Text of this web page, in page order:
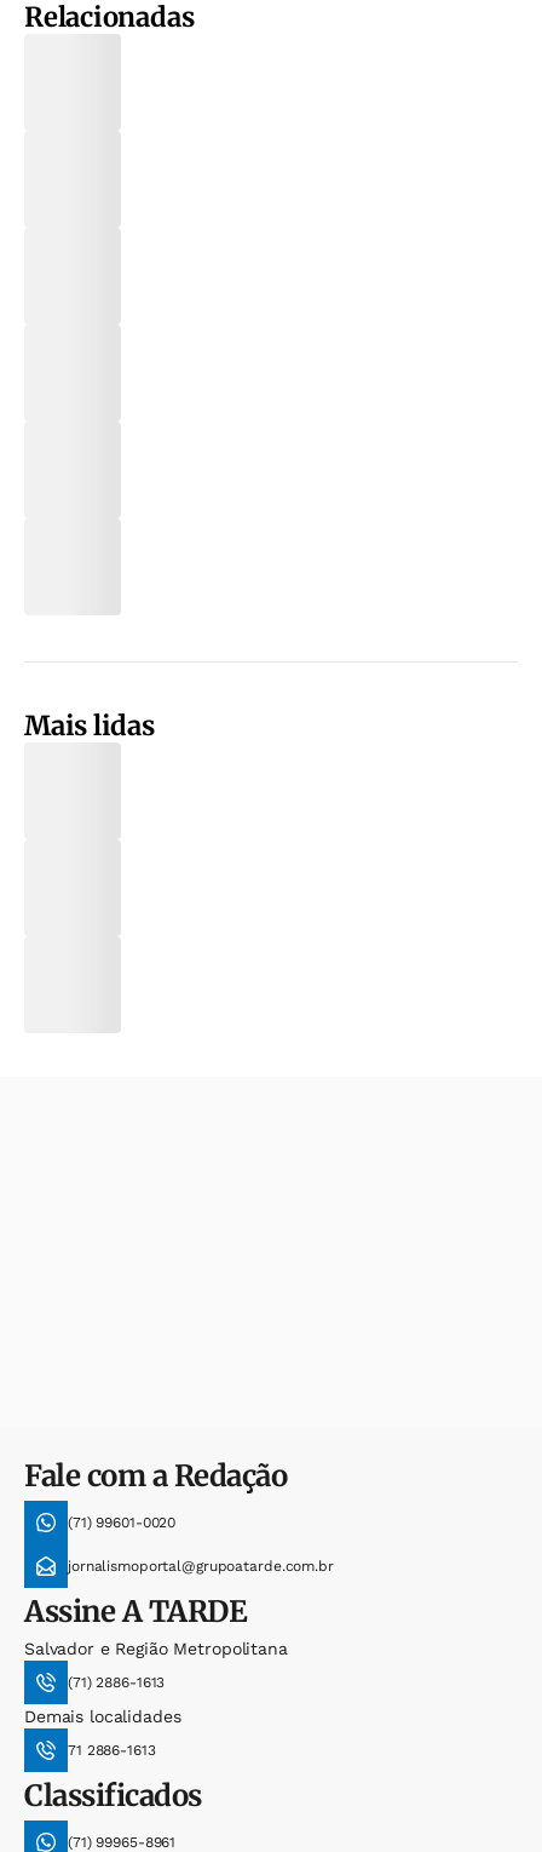
Relacionadas
Mais lidas
Fale com a Redação
(71) 99601-0020
jornalismoportal@grupoatarde.com.br
AssineA TARDE
Salvador e Região Metropolitana
(71) 2886-1613
Demais localidades
71 2886-1613
Classificados
(71) 99965-8961